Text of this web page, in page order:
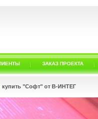
ЗАКАЗ ПРОЕКТА
купить "Софт" от В-ИНТЕГ